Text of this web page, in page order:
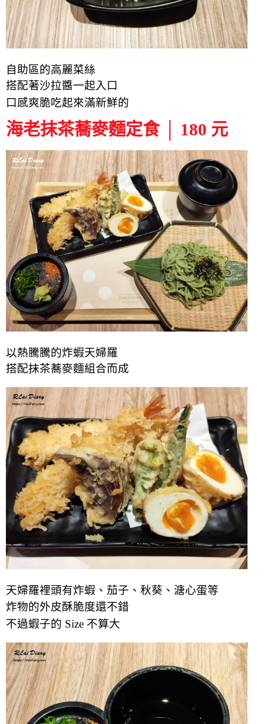
自助區的高麗菜絲
搭配著沙拉醬一起入口
口感爽脆吃起來滿新鮮的
海老抹茶蕎麥麵定食 │ 180 元
以熱騰騰的炸蝦天婦羅
搭配抹茶蕎麥麵組合而成
天婦羅裡頭有炸蝦、茄子、秋葵、溏心蛋等
炸物的外皮酥脆度還不錯
不過蝦子的 Size 不算大